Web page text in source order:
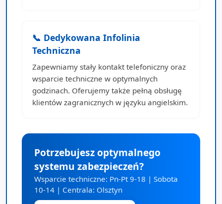
📞 Dedykowana Infolinia
Techniczna
Zapewniamy stały kontakt telefoniczny oraz
wsparcie techniczne w optymalnych
godzinach. Oferujemy także pełną obsługę
klientów zagranicznych w języku angielskim.
Potrzebujesz optymalnego
systemu zabezpieczeń?
Wsparcie techniczne: Pn-Pt 9-18 | Sobota
10-14 | Centrala: Olsztyn